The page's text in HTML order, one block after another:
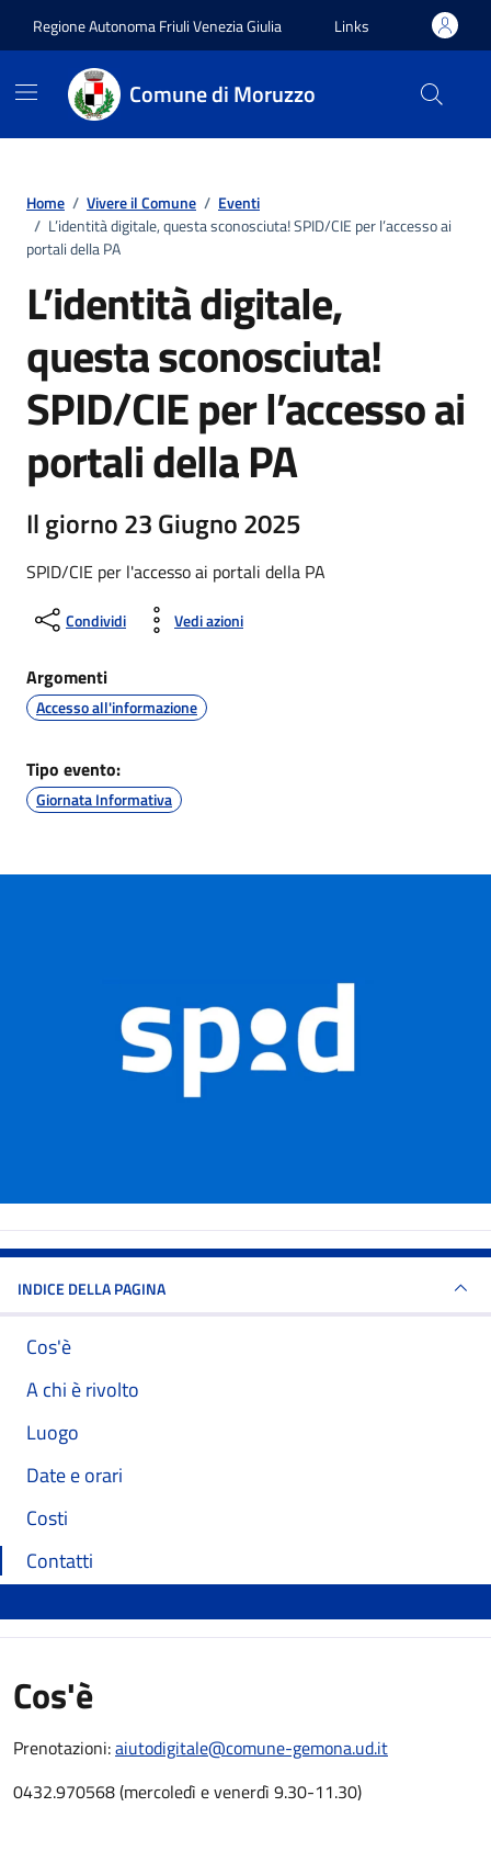
Regione Autonoma Friuli Venezia Giulia Links
Comune di Moruzzo
Home / Vivere il Comune / Eventi
/ L’identità digitale, questa sconosciuta! SPID/CIE per l’accesso ai
portali della PA
L’identità digitale,
questa sconosciuta!
SPID/CIE per l’accesso ai
portali della PA
Il giorno 23 Giugno 2025
SPID/CIE per l'accesso ai portali della PA
Condividi Vedi azioni
Argomenti
Accesso all'informazione
Tipo evento:
Giornata Informativa
INDICE DELLA PAGINA
Cos'è
A chi è rivolto
Luogo
Date e orari
Costi
Contatti
Cos'è
Prenotazioni:aiutodigitale@comune-gemona.ud.it
0432.970568 (mercoledì e venerdì 9.30-11.30)